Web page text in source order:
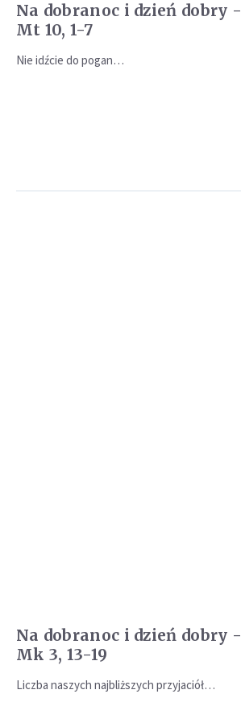
Na dobranoc i dzień dobry -
Mt 10, 1-7
Nie idźcie do pogan…
Na dobranoc i dzień dobry -
Mk 3, 13-19
Liczba naszych najbliższych przyjaciół…